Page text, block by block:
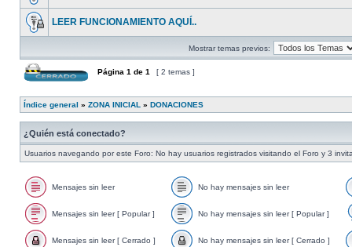
LEER FUNCIONAMIENTO AQUÍ..
Mostrar temas previos:
Página 1 de 1 [ 2 temas ]
Índice general » ZONA INICIAL » DONACIONES
¿Quién está conectado?
Usuarios navegando por este Foro: No hay usuarios registrados visitando el Foro y 3
Mensajes sin leer No hay mensajes sin leer
Mensajes sin leer [ Popular ] No hay mensajes sin leer [ Popular ]
Mensajes sin leer [ Cerrado ] No hay mensajes sin leer [ Cerrado ]